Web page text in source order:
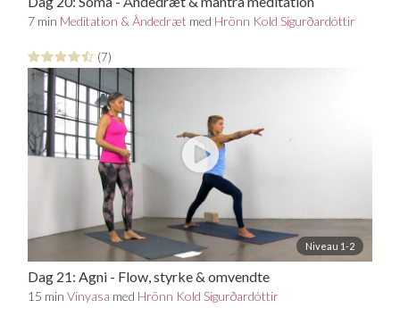
7 min Meditation & Åndedræt med Hrönn Kold Sigurðardóttir
(7)
Niveau 1-2
Dag 21: Agni - Flow, styrke & omvendte
stillinger
15 minVinyasa med Hrönn Kold Sigurðardóttir